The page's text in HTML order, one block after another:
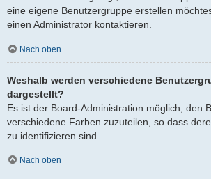
eine eigene Benutzergruppe erstellen
einen Administrator kontaktieren.
Nach oben
Weshalb werden verschiedene
dargestellt?
Es ist der Board-Administration möglich, den
verschiedene Farben zuzuteilen, so dass
zu identifizieren sind.
Nach oben